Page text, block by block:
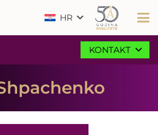
HR
KONTAKT